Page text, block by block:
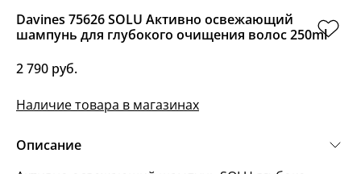
Davines 75626 SOLU Активно освежающий
шампунь для глубокого очищения волос 250ml
2 790 руб.
Наличие товара в магазинах
Описание